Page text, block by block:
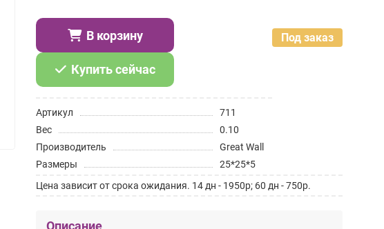
Под заказ
В корзину
Купить сейчас
Артикул
711
Вес
0.10
Производитель
Great Wall
Размеры
25*25*5
Цена зависит от срока ожидания. 14 дн - 1950р; 60 дн - 750р.
Описание